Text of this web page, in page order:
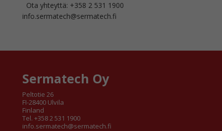
Ota yhteyttä: +358 2 531 1900
info.sermatech@sermatech.fi
Sermatech Oy
Peltotie 26
FI-28400 Ulvila
Finland
Tel. +358 2 531 1900
info.sermatech@sermatech.fi